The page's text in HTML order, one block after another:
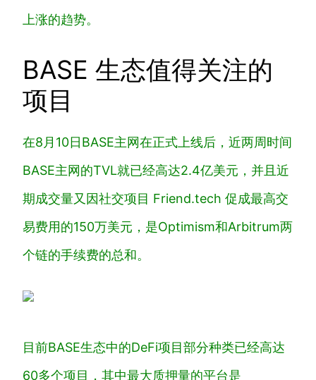
上涨的趋势。
BASE 生态值得关注的
项目
在8月10日BASE主网在正式上线后，近两周时间
BASE主网的TVL就已经高达2.4亿美元，并且近
期成交量又因社交项目 Friend.tech 促成最高交
易费用的150万美元，是Optimism和Arbitrum两
个链的手续费的总和。
目前BASE生态中的DeFi项目部分种类已经高达
60多个项目，其中最大质押量的平台是